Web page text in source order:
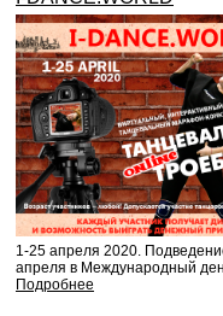
1-25 апреля 2020.
апреля в Международный
Подробнее